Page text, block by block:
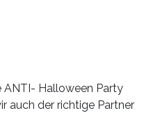
ANTI- Halloween Party
auch der richtige Partner